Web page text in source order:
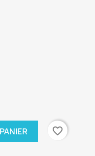
favorite_border